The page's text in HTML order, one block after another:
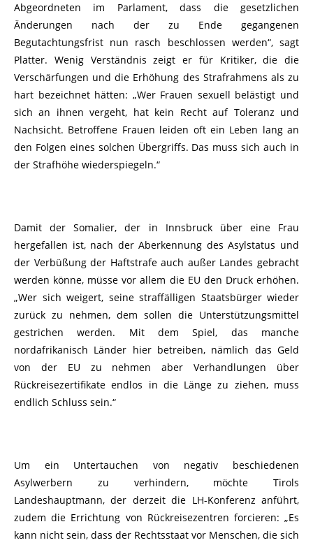
Abgeordneten im Parlament, dass die gesetzlichen
Änderungen nach der zu Ende gegangenen
Begutachtungsfrist nun rasch beschlossen werden“, sagt
Platter. Wenig Verständnis zeigt er für Kritiker, die die
Verschärfungen und die Erhöhung des Strafrahmens als zu
hart bezeichnet hätten: „Wer Frauen sexuell belästigt und
sich an ihnen vergeht, hat kein Recht auf Toleranz und
Nachsicht. Betroffene Frauen leiden oft ein Leben lang an
den Folgen eines solchen Übergriffs. Das muss sich auch in
der Strafhöhe wiederspiegeln.“
Damit der Somalier, der in Innsbruck über eine Frau
hergefallen ist, nach der Aberkennung des Asylstatus und
der Verbüßung der Haftstrafe auch außer Landes gebracht
werden könne, müsse vor allem die EU den Druck erhöhen.
„Wer sich weigert, seine straffälligen Staatsbürger wieder
zurück zu nehmen, dem sollen die Unterstützungsmittel
gestrichen werden. Mit dem Spiel, das manche
nordafrikanisch Länder hier betreiben, nämlich das Geld
von der EU zu nehmen aber Verhandlungen über
Rückreisezertifikate endlos in die Länge zu ziehen, muss
endlich Schluss sein.“
Um ein Untertauchen von negativ beschiedenen
Asylwerbern zu verhindern, möchte Tirols
Landeshauptmann, der derzeit die LH-Konferenz anführt,
zudem die Errichtung von Rückreisezentren forcieren: „Es
kann nicht sein, dass der Rechtsstaat vor Menschen, die sich